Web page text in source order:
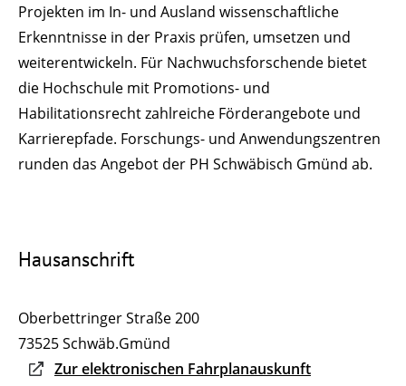
Projekten im In- und Ausland wissenschaftliche
Erkenntnisse in der Praxis prüfen, umsetzen und
weiterentwickeln. Für Nachwuchsforschende bietet
die Hochschule mit Promotions- und
Habilitationsrecht zahlreiche Förderangebote und
Karrierepfade. Forschungs- und Anwendungszentren
runden das Angebot der PH Schwäbisch Gmünd ab.
Hausanschrift
Oberbettringer Straße 200
73525Schwäb.Gmünd
Zur elektronischen Fahrplanauskunft